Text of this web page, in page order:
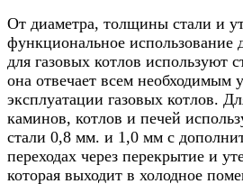
От диаметра, толщины стали и
функциональное
для газовых котлов используют
она отвечает всем необходимым
эксплуатации газовых котлов.
каминов, котлов и печей
стали 0,8 мм. и 1,0 мм с
переходах через перекрытие и
которая выходит в холодное